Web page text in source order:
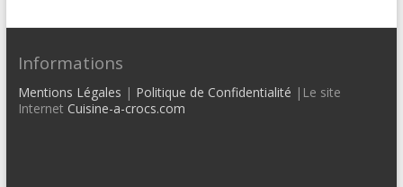
Informations
Mentions Légales | Politique de Confidentialité |Le site
Internet Cuisine-a-crocs.com